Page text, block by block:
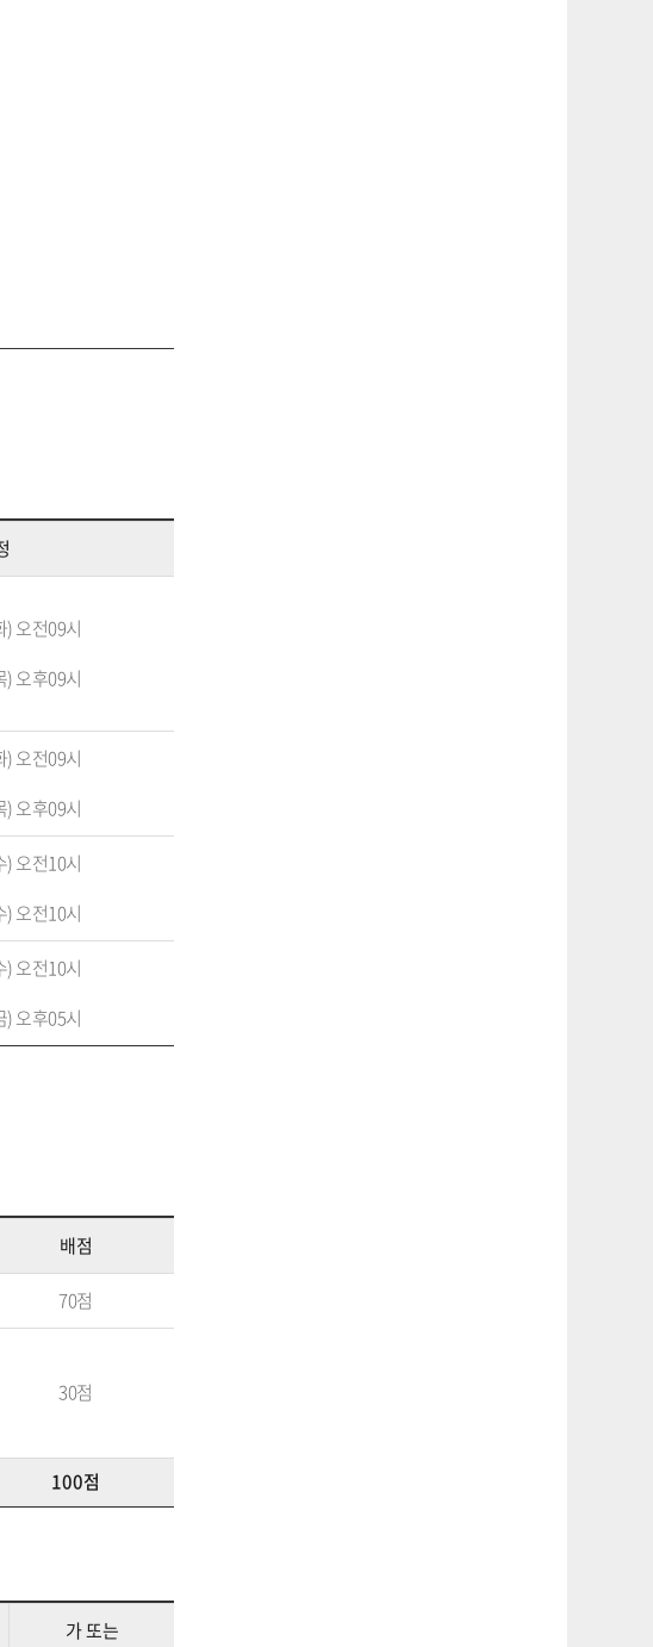
) 오전09시
) 오후09시
) 오전09시
) 오후09시
) 오전10시
) 오전10시
) 오전10시
) 오후05시
배점
70점
30점
100점
가 또는